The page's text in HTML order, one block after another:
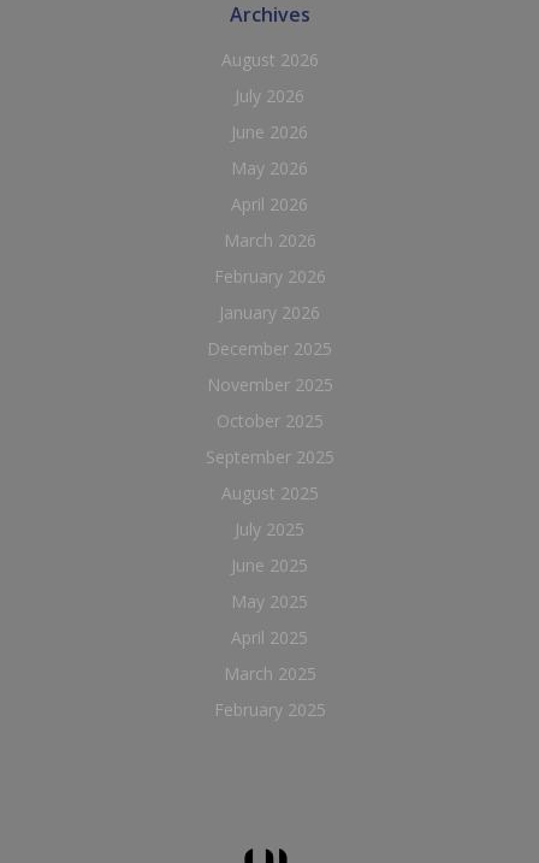
Archives
August 2026
July 2026
June 2026
May 2026
April 2026
March 2026
February 2026
January 2026
December 2025
November 2025
October 2025
September 2025
August 2025
July 2025
June 2025
May 2025
April 2025
March 2025
February 2025